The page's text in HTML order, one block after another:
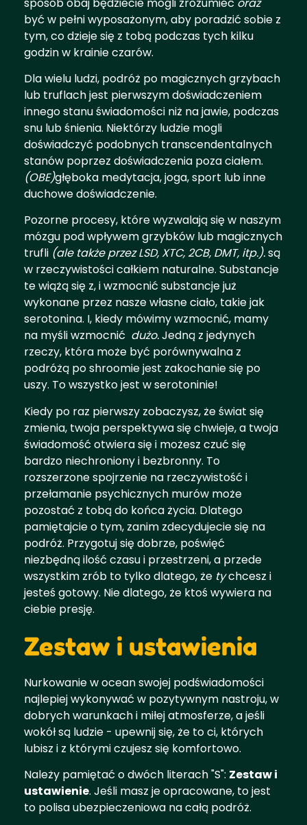
być w pełni wyposażonym, aby poradzić sobie z
tym, co dzieje się z tobą podczas tych kilku
godzin w krainie czarów.
Dla wielu ludzi, podróż po magicznych grzybach
lub truflach jest pierwszym doświadczeniem
innego stanu świadomości niż na jawie, podczas
snu lub śnienia. Niektórzy ludzie mogli
doświadczyć podobnych transcendentalnych
stanów poprzez doświadczenia poza ciałem.
(OBE)głęboka medytacja, joga, sport lub inne
duchowe doświadczenie.
Pozorne procesy, które wyzwalają się w naszym
mózgu pod wpływem grzybków lub magicznych
trufli (ale także przez LSD, XTC, 2CB, DMT, itp.).są
w rzeczywistości całkiem naturalne. Substancje
te wiążą się z, i wzmocnić substancje już
wykonane przez nasze własne ciało, takie jak
serotonina. I, kiedy mówimy wzmocnić, mamy
na myśli wzmocnić dużo.Jedną z jedynych
rzeczy, która może być porównywalna z
podróżą po shroomie jest zakochanie się po
uszy. To wszystko jest w serotoninie!
Kiedy po raz pierwszy zobaczysz, że świat się
zmienia, twoja perspektywa się chwieje, a twoja
świadomość otwiera się i możesz czuć się
bardzo niechroniony i bezbronny. To
rozszerzone spojrzenie na rzeczywistość i
przełamanie psychicznych murów może
pozostać z tobą do końca życia. Dlatego
pamiętajcie o tym, zanim zdecydujecie się na
podróż. Przygotuj się dobrze, poświęć
niezbędną ilość czasu i przestrzeni, a przede
wszystkim zrób to tylko dlatego, że tychcesz i
jesteś gotowy. Nie dlatego, że ktoś wywiera na
ciebie presję.
Zestaw i ustawienia
Nurkowanie w ocean swojej podświadomości
najlepiej wykonywać w pozytywnym nastroju, w
dobrych warunkach i miłej atmosferze, a jeśli
wokół są ludzie - upewnij się, że to ci, których
lubisz i z którymi czujesz się komfortowo.
Należy pamiętać o dwóch literach "S": Zestaw i
ustawienie. Jeśli masz je opracowane, to jest
to polisa ubezpieczeniowa na całą podróż.